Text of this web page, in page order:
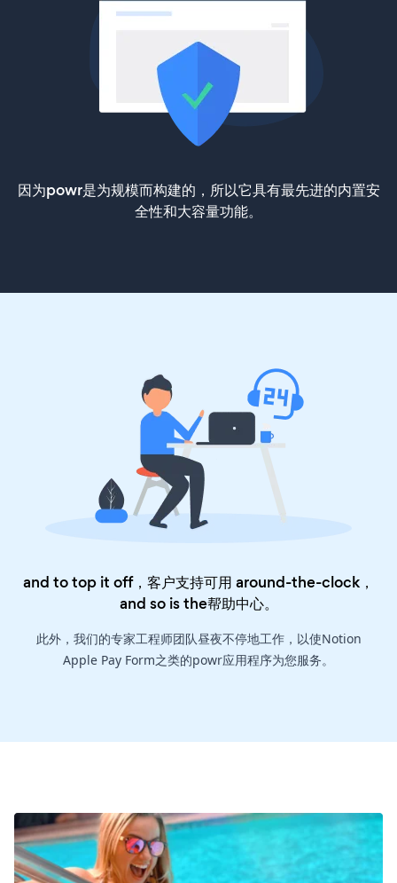
因为powr是为规模而构建的，所以它具有最先进的内置安
全性和大容量功能。
and to top it off，客户支持可用 around-the-clock，
and so is the帮助中心。
此外，我们的专家工程师团队昼夜不停地工作，以使Notion
Apple Pay Form之类的powr应用程序为您服务。